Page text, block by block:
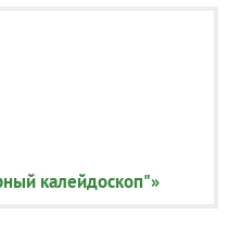
калейдоскоп"»